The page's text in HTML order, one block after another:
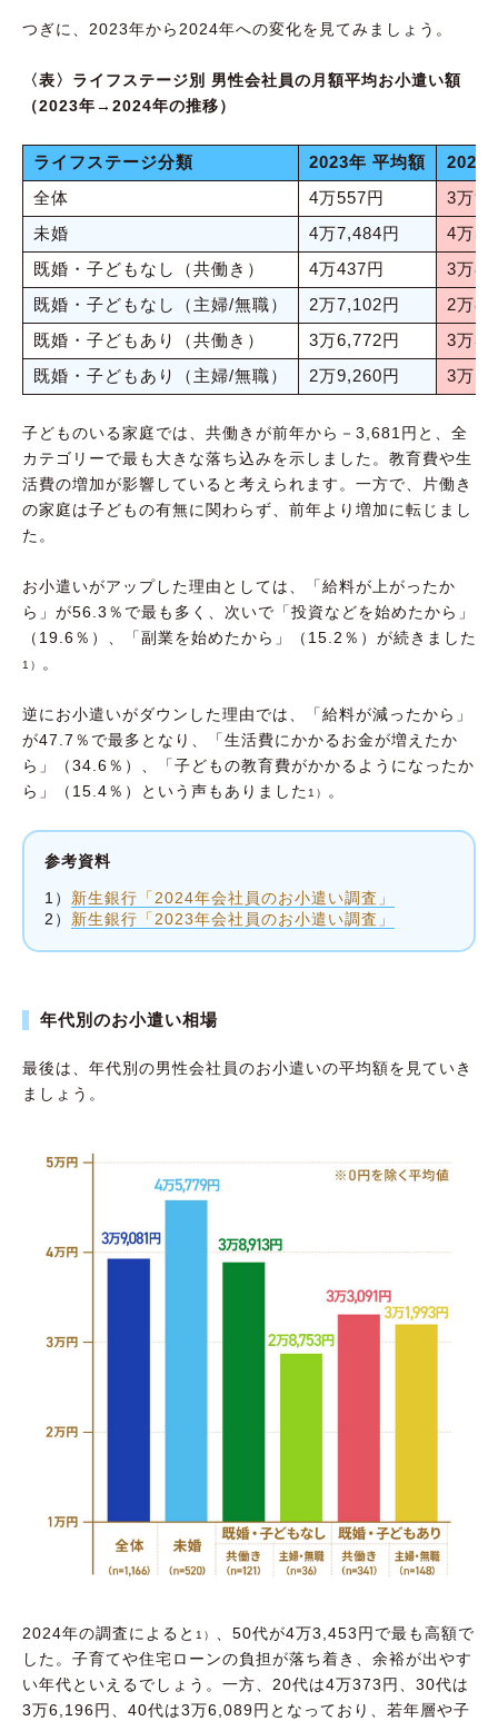
つぎに、2023年から2024年への変化を見てみましょう。
〈表〉ライフステージ別 男性会社員の月額平均お小遣い額
（2023年→2024年の推移）
ライフステージ分類 2023年 平均額
2024
全体
4万557円
3万
未婚
4万7,484円
4万
既婚・子どもなし（共働き）
4万437円
3万
既婚・子どもなし（主婦/無職）
2万7,102円
2万
既婚・子どもあり（共働き）
3万6,772円
3万
既婚・子どもあり（主婦/無職）
2万9,260円 3万
子どものいる家庭では、共働きが前年から－3,681円と、全
カテゴリーで最も大きな落ち込みを示しました。教育費や生
活費の増加が影響していると考えられます。一方で、片働き
の家庭は子どもの有無に関わらず、前年より増加に転じまし
た。
お小遣いがアップした理由としては、「給料が上がったか
ら」が56.3％で最も多く、次いで「投資などを始めたから」
（19.6％）、「副業を始めたから」（15.2％）が続きました
1） 。
逆にお小遣いがダウンした理由では、「給料が減ったから」
が47.7％で最多となり、「生活費にかかるお金が増えたか
ら」（34.6％）、「子どもの教育費がかかるようになったか
ら」（15.4％）という声もありました 1） 。
参考資料
1） 新生銀行「2024年会社員のお小遣い調査」
2） 新生銀行「2023年会社員のお小遣い調査」
年代別のお小遣い相場
最後は、年代別の男性会社員のお小遣いの平均額を見ていき
ましょう。
2024年の調査によると 1）
、50代が4万3,453円で最も高額で
した。子育てや住宅ローンの負担が落ち着き、余裕が出やす
い年代といえるでしょう。一方、20代は4万373円、30代は
3万6,196円、40代は3万6,089円となっており、若年層や子